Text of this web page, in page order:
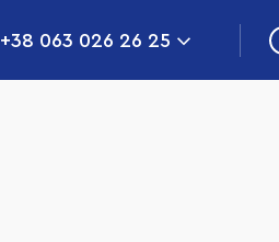
+38 063 026 26 25